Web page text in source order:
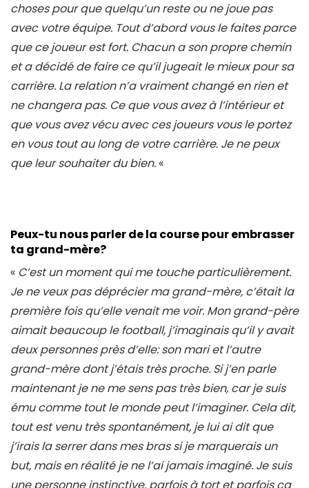
choses pour que quelqu’un reste ou ne joue pas
avec votre équipe. Tout d’abord vous le faites parce
que ce joueur est fort. Chacun a son propre chemin
et a décidé de faire ce qu’il jugeait le mieux pour sa
carrière. La relation n’a vraiment changé en rien et
ne changera pas. Ce que vous avez à l’intérieur et
que vous avez vécu avec ces joueurs vous le portez
en vous tout au long de votre carrière. Je ne peux
que leur souhaiter du bien. «
Peux-tu nous parler de la course pour embrasser
ta grand-mère?
« C’est un moment qui me touche particulièrement.
Je ne veux pas déprécier ma grand-mère, c’était la
première fois qu’elle venait me voir. Mon grand-père
aimait beaucoup le football, j’imaginais qu’il y avait
deux personnes près d’elle: son mari et l’autre
grand-mère dont j’étais très proche. Si j’en parle
maintenant je ne me sens pas très bien, car je suis
ému comme tout le monde peut l’imaginer. Cela dit,
tout est venu très spontanément, je lui ai dit que
j’irais la serrer dans mes bras si je marquerais un
but, mais en réalité je ne l’ai jamais imaginé. Je suis